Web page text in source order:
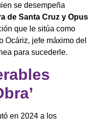
se desempeña
de Santa Cruz y Opus
que le sitúa como
Ocáriz, jefe máximo del
para sucederle.
en 2024 a los